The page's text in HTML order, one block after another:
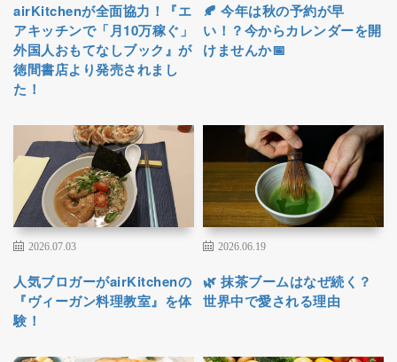
airKitchenが全面協力！『エ
アキッチンで「月10万稼ぐ」
外国人おもてなしブック』が
徳間書店より発売されまし
た！
🍂 今年は秋の予約が早
い！？今からカレンダーを開
けませんか📅
2026.07.03
人気ブロガーがairKitchenの
『ヴィーガン料理教室』を体
験！
2026.06.19
🌿 抹茶ブームはなぜ続く？
世界中で愛される理由